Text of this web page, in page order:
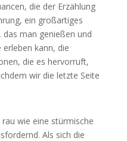
die der Erzählung
ein großartiges
man genießen und
kann, die
die es hervorruft,
wir die letzte Seite
wie eine stürmische
Als sich die